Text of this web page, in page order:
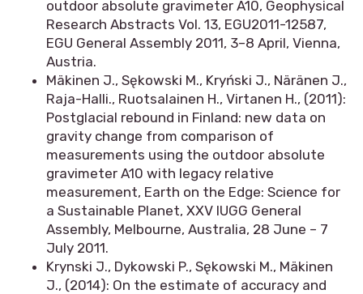
outdoor absolute gravimeter A10, Geophysical
Research Abstracts Vol. 13, EGU2011-12587,
EGU General Assembly 2011, 3–8 April, Vienna,
Austria.
Mäkinen J., Sękowski M., Kryński J., Näränen J.,
Raja-Halli., Ruotsalainen H., Virtanen H., (2011):
Postglacial rebound in Finland: new data on
gravity change from comparison of
measurements using the outdoor absolute
gravimeter A10 with legacy relative
measurement, Earth on the Edge: Science for
a Sustainable Planet, XXV IUGG General
Assembly, Melbourne, Australia, 28 June – 7
July 2011.
Krynski J., Dykowski P., Sękowski M., Mäkinen
J., (2014): On the estimate of accuracy and